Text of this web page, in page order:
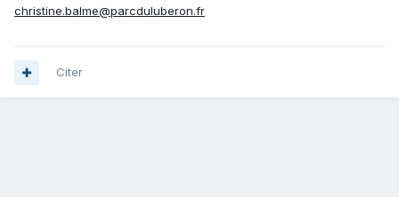
christine.balme@parcduluberon.fr
Citer